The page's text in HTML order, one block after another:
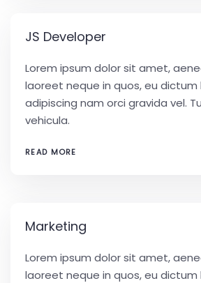
JS Developer
Lorem ipsum dolor sit amet,
laoreet neque in quos, eu dictum
adipiscing nam orci gravida vel.
vehicula.
READ MORE
Marketing
Lorem ipsum dolor sit amet,
laoreet neque in quos, eu dictum